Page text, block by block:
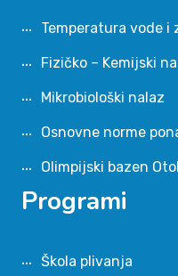
Temperatura vode i
Fizičko – Kemijski
Mikrobiološki nalaz
Osnovne norme
Olimpijski bazen
Programi
Škola plivanja